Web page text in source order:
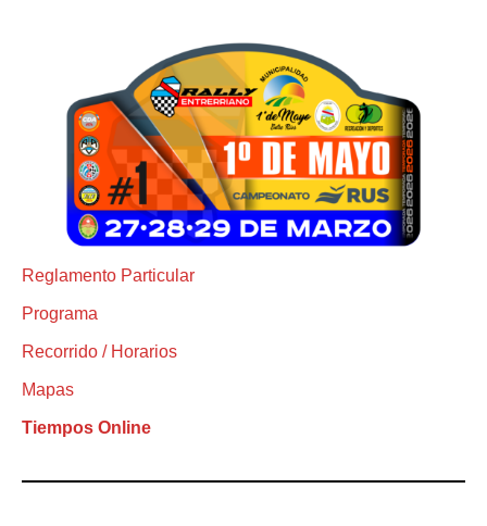
Reglamento Particular
Programa
Recorrido / Horarios
Mapas
Tiempos Online